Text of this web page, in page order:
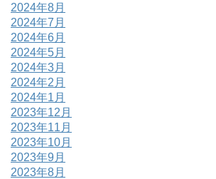
2024年8月
2024年7月
2024年6月
2024年5月
2024年3月
2024年2月
2024年1月
2023年12月
2023年11月
2023年10月
2023年9月
2023年8月